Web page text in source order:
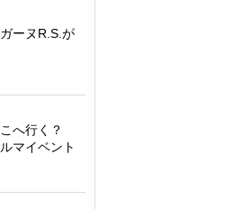
ーヌR.S.が
へ行く？
マイベント